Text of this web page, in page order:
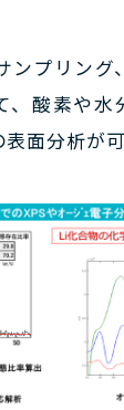
ンプリング
、酸素や水
面分析が可